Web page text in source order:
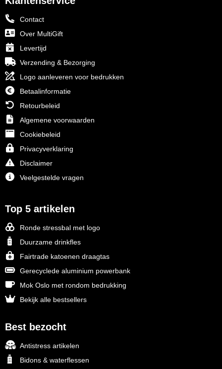
Contact
Over MultiGift
Levertijd
Verzending & Bezorging
Logo aanleveren voor bedrukken
Betaalinformatie
Retourbeleid
Algemene voorwaarden
Cookiebeleid
Privacyverklaring
Disclaimer
Veelgestelde vragen
Top 5 artikelen
Ronde stressbal met logo
Duurzame drinkfles
Fairtrade katoenen draagtas
Gerecyclede aluminium powerbank
Mok Oslo met rondom bedrukking
Bekijk alle bestsellers
Best bezocht
Antistress artikelen
Bidons & waterflessen